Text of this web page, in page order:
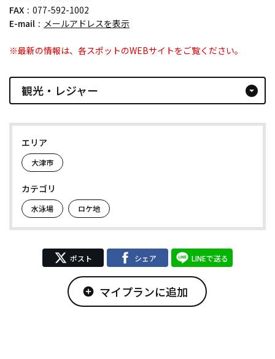
FAX
077-592-1002
E-mail
メールアドレスを表示
※最新の情報は、各スポットのWEBサイトをご覧ください。
観光・レジャー arrow_drop_down_circle
エリア
大津市
カテゴリ
水泳場 ロケ地
ポスト シェア LINEで送る
add_circle マイプランに追加